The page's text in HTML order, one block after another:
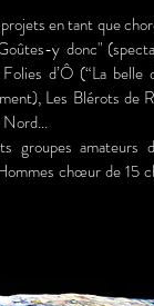
en tant que
y donc"
d’Ô (“La belle
Les Blérots de
Nord...
amateurs
chœur de 15